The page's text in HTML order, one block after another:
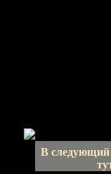
В следующий